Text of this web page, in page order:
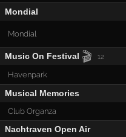
Mondial
Mondial
Music On Festival 🎬 12
Havenpark
Musical Memories
Club Organza
Nachtraven Open Air